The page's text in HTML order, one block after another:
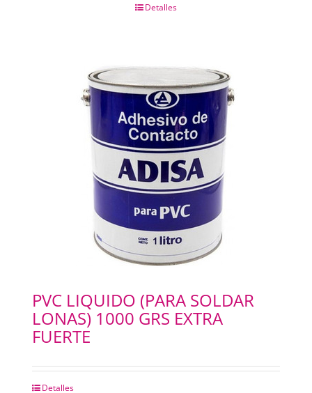
Detalles
PVC LIQUIDO (PARA SOLDAR
LONAS) 1000 GRS EXTRA
FUERTE
Detalles